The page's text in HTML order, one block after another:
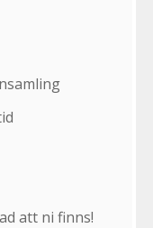
att ni finns!